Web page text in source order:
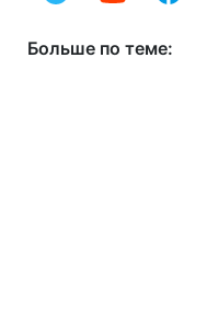
Больше по теме: